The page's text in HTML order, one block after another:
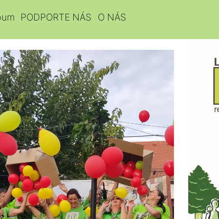
PODPORTE NÁS O NÁS